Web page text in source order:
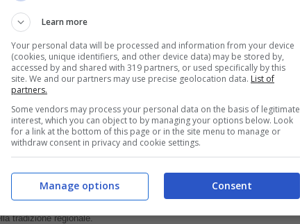
e tenetelo al caldo. Completate la salsa
sul fuoco. Servite il rognone coperto dalla
un po’ di prezzemolo tritato.
teilstuecke.at, blog.deluxe.fr,
cdn.sheknows.com, italianwinelabels.com,
dal 2008 al 2013, spaziando tra tutte le tipologie di ricette,
tradizione regionale.
Learn more
Your personal data will be processed and information from your device
(cookies, unique identifiers, and other device data) may be stored by,
accessed by and shared with 319 partners, or used specifically by this
site. We and our partners may use precise geolocation data. List of
partners.
Some vendors may process your personal data on the basis of legitimate
interest, which you can object to by managing your options below. Look
for a link at the bottom of this page or in the site menu to manage or
withdraw consent in privacy and cookie settings.
Consent
Manage options